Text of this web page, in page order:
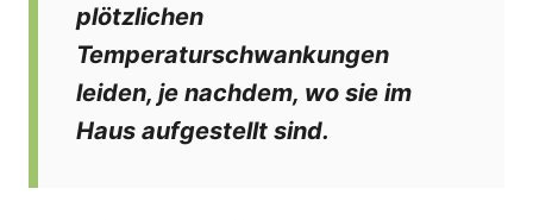
plötzlichen
Temperaturschwankungen
leiden, je nachdem, wo sie im
Haus aufgestellt sind.